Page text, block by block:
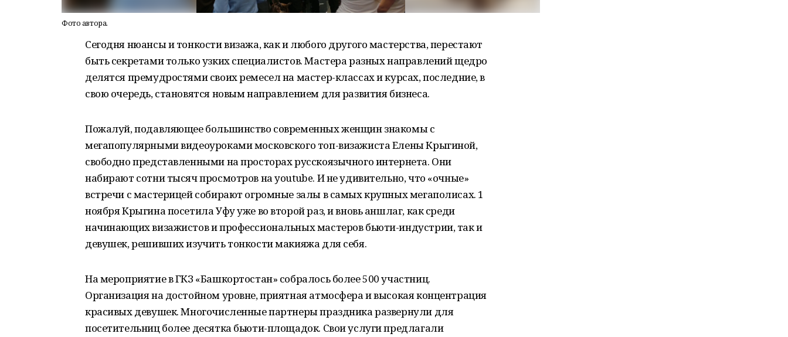
Фото автора.
Сегодня нюансы и тонкости визажа, как и любого другого мастерства, перестают
быть секретами только узких специалистов. Мастера разных направлений щедро
делятся премудростями своих ремесел на мастер-классах и курсах, последние, в
свою очередь, становятся новым направлением для развития бизнеса.
Пожалуй, подавляющее большинство современных женщин знакомы с
мегапопулярными видеоуроками московского топ-визажиста Елены Крыгиной,
свободно представленными на просторах русскоязычного интернета. Они
набирают сотни тысяч просмотров на youtube. И не удивительно, что «очные»
встречи с мастерицей собирают огромные залы в самых крупных мегаполисах. 1
ноября Крыгина посетила Уфу уже во второй раз, и вновь аншлаг, как среди
начинающих визажистов и профессиональных мастеров бьюти-индустрии, так и
девушек, решивших изучить тонкости макияжа для себя.
На мероприятие в ГКЗ «Башкортостан» собралось более 500 участниц.
Организация на достойном уровне, приятная атмосфера и высокая концентрация
красивых девушек. Многочисленные партнеры праздника развернули для
посетительниц более десятка бьюти-площадок. Свои услуги предлагали